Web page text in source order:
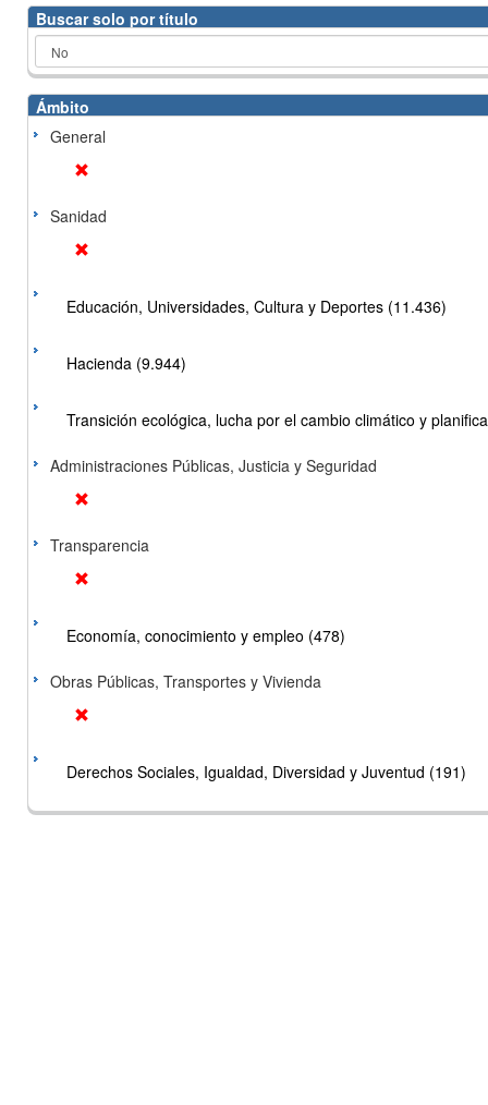
Buscar solo por título
Ámbito
General
Sanidad
Educación, Universidades, Cultura y Deportes (11.436)
Hacienda (9.944)
Transición ecológica, lucha por el cambio climático y
Administraciones Públicas, Justicia y Seguridad
Transparencia
Economía, conocimiento y empleo (478)
Obras Públicas, Transportes y Vivienda
Derechos Sociales, Igualdad, Diversidad y Juventud (191)